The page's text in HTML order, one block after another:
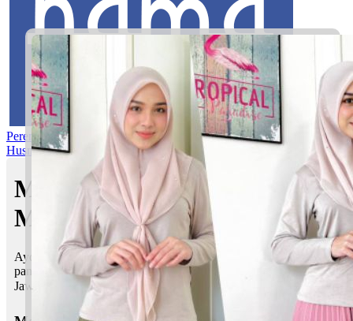
Perempuan Nama Pilihan Nama Gabungan Nama Rasul
Asma’ul
Husna Mom's Club
Maksud nama Aydan Irsyad |
Maksud Nama dalam Islam
Aydan Irsyad bermaksud Pemuda yang bersemangat; Nasihat,
panduan, petunjuk
Jawi:
أيدان إرشاد